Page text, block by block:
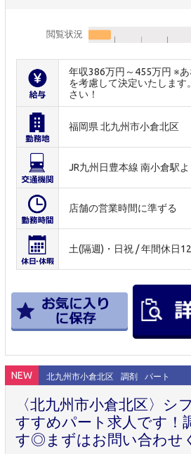
閲覧状況
年収386万円～455万円 ※
を考慮して決定いたしま
さい！
福岡県 北九州市小倉北区
JR九州日豊本線 南小倉駅
店舗の営業時間に準ずる
土(隔週)・日祝 / 年間休日
NEW 北九州市小倉北区 調剤 パート
〈北九州市小倉北区〉
すすめパート求人です！
す◎まずはお問い合わせ